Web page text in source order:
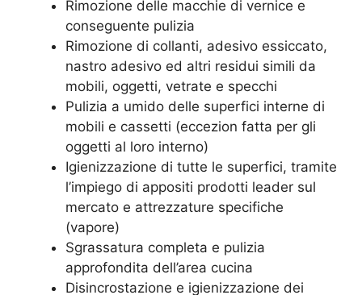
Rimozione delle macchie di vernice e
conseguente pulizia
Rimozione di collanti, adesivo essiccato,
nastro adesivo ed altri residui simili da
mobili, oggetti, vetrate e specchi
Pulizia a umido delle superfici interne di
mobili e cassetti (eccezion fatta per gli
oggetti al loro interno)
Igienizzazione di tutte le superfici, tramite
l’impiego di appositi prodotti leader sul
mercato e attrezzature specifiche
(vapore)
Sgrassatura completa e pulizia
approfondita dell’area cucina
Disincrostazione e igienizzazione dei